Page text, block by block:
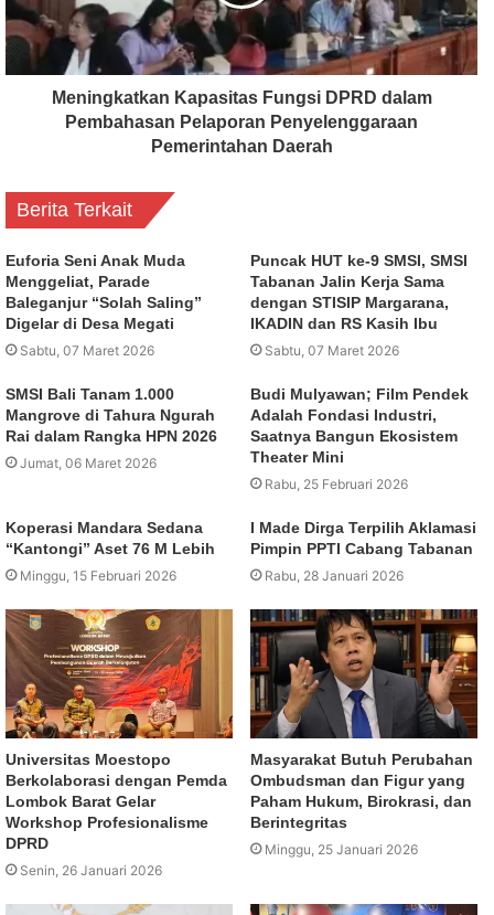
Meningkatkan Kapasitas Fungsi DPRD dalam
Pembahasan Pelaporan Penyelenggaraan
Pemerintahan Daerah
Berita Terkait
Euforia Seni Anak Muda
Menggeliat, Parade
Baleganjur “Solah Saling”
Digelar di Desa Megati
Sabtu, 07 Maret 2026
Puncak HUT ke-9 SMSI, SMSI
Tabanan Jalin Kerja Sama
dengan STISIP Margarana,
IKADIN dan RS Kasih Ibu
Sabtu, 07 Maret 2026
SMSI Bali Tanam 1.000
Mangrove di Tahura Ngurah
Rai dalam Rangka HPN 2026
Jumat, 06 Maret 2026
Budi Mulyawan; Film Pendek
Adalah Fondasi Industri,
Saatnya Bangun Ekosistem
Theater Mini
Rabu, 25 Februari 2026
Koperasi Mandara Sedana
“Kantongi” Aset 76 M Lebih
Minggu, 15 Februari 2026
I Made Dirga Terpilih Aklamasi
Pimpin PPTI Cabang Tabanan
Rabu, 28 Januari 2026
Universitas Moestopo
Berkolaborasi dengan Pemda
Lombok Barat Gelar
Workshop Profesionalisme
DPRD
Senin, 26 Januari 2026
Masyarakat Butuh Perubahan
Ombudsman dan Figur yang
Paham Hukum, Birokrasi, dan
Berintegritas
Minggu, 25 Januari 2026